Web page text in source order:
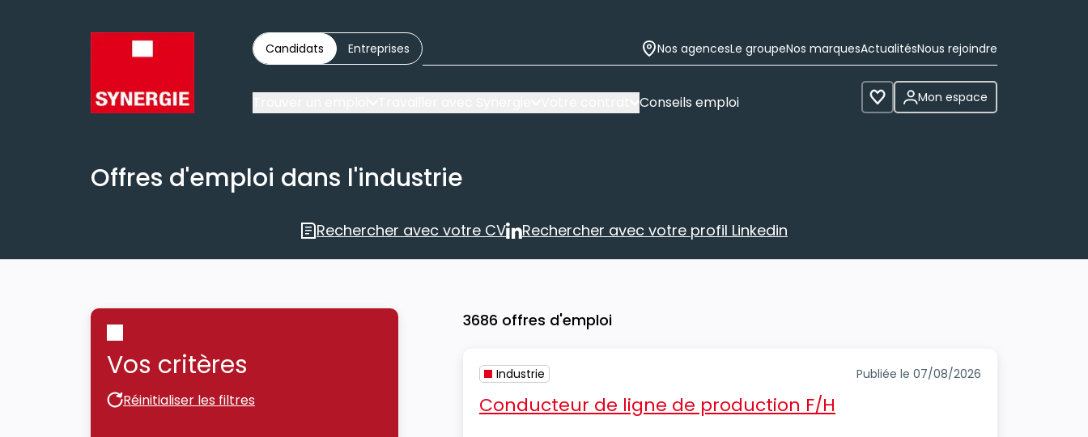
Candidats Entreprises Nos agencesLe groupeNos marquesActualitésNous rejoindre
Conseils emploi Voir les favoris
Mon espace
Offres d'emploi dans l'industrie
Rechercher avec votre CV
Rechercher avec votre CV
Rechercher avec votre profil Linkedin
Rechercher avec votre profil Linkedin
Vos critères
Réinitialiser les filtres
Réinitialiser les filtres
3686 offres d'emploi
Industrie Publiée le 07/08/2026
Conducteur de ligne de production F/H